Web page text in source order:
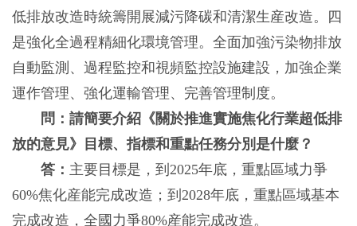
低排放改造時統籌開展減污降碳和清潔生産改造。四
是強化全過程精細化環境管理。全面加強污染物排放
自動監測、過程監控和視頻監控設施建設，加強企業
運作管理、強化運輸管理、完善管理制度。
問：請簡要介紹《關於推進實施焦化行業超低排
放的意見》目標、指標和重點任務分別是什麼？
答： 主要目標是，到2025年底，重點區域力爭
60%焦化産能完成改造；到2028年底，重點區域基本
完成改造，全國力爭80%産能完成改造。